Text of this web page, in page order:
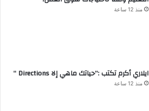
منذ 12 ساعة
ايلاري أكرم تكتب :”حياتك ماهي إلا Directions “
منذ 12 ساعة